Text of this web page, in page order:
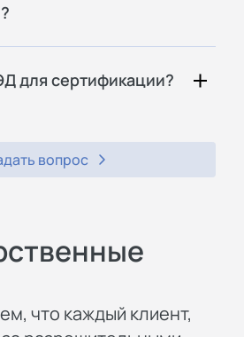
для сертификации?
вопрос
что каждый клиент,